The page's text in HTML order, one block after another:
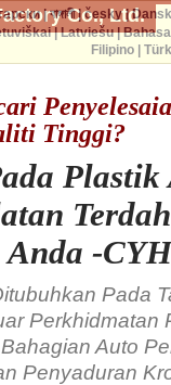
Co., Ltd.
Tinggi?
Plastik
Anda -CYH
Pada
Perkhidmatan
Auto
Penyaduran
|বাঙ্গালী|česky|
|Latviešu|
Filipino|